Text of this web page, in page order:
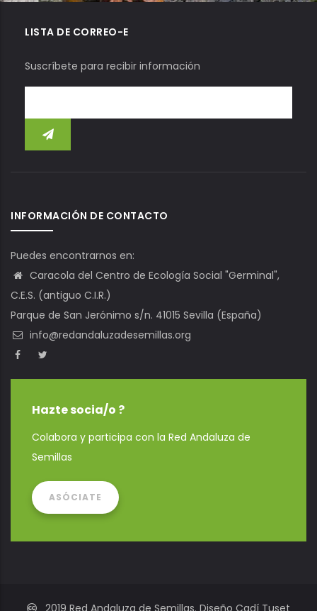
LISTA DE CORREO-E
Suscríbete para recibir información
INFORMACIÓN DE CONTACTO
Puedes encontrarnos en:
Caracola del Centro de Ecología Social "Germinal",
C.E.S. (antiguo C.I.R.)
Parque de San Jerónimo s/n. 41015 Sevilla (España)
info@redandaluzadesemillas.org
Hazte socia/o ?
Colabora y participa con la Red Andaluza de
Semillas
ASÓCIATE
2019 Red Andaluza de Semillas. Diseño Cadí Tuset